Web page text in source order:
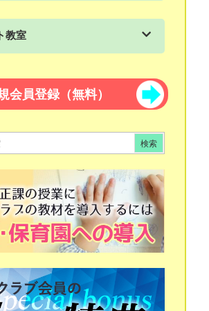
題
プ：６年生用
ップ：中学生用教材
知恵の積み木１２３
２３４
てキット ポリ・キュービック
体
きまり」
ズの一覧
ー 算数
ー 国語
たまご国語
10級〜１級
初段〜十段
10級〜１級
初段〜十段
教室
算数
語
会員登録（無料）